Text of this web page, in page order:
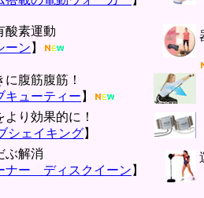
酸素運動
ーン 】
に腹筋腹筋！
キューティー 】
より効果的に！
シェイキング】
ぶ解消
ナー ディスクイーン 】